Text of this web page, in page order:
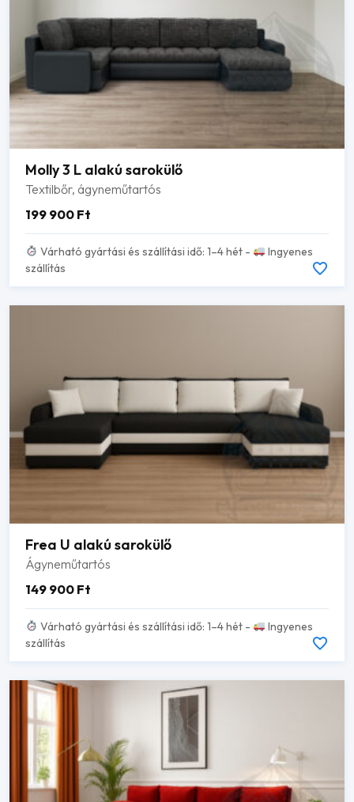
Molly 3 L alakú sarokülő
Textilbőr, ágyneműtartós
199 900 Ft
Várható gyártási és szállítási idő: 1–4 hét -
Ingyenes
szállítás
Frea U alakú sarokülő
Ágyneműtartós
149 900 Ft
Várható gyártási és szállítási idő: 1–4 hét -
Ingyenes
szállítás